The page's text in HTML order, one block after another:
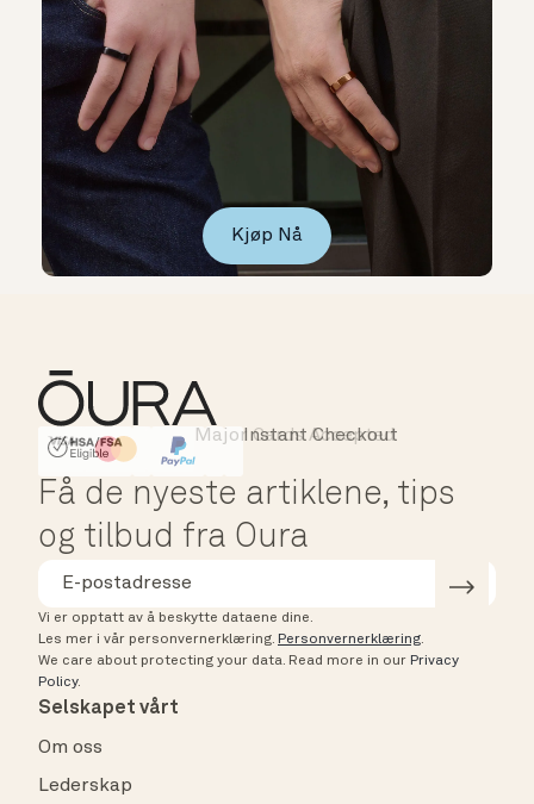
Kjøp Nå
HSA/FSA Eligible
Affirm
Instant Checkout
Major Cards Accepted
Få de nyeste artiklene, tips
og tilbud fra Oura
Vi er opptatt av å beskytte dataene dine.
Les mer i vår personvernerklæring. Personvernerklæring.
We care about protecting your data. Read more in our Privacy
Policy.
Selskapet vårt
Om oss
Lederskap